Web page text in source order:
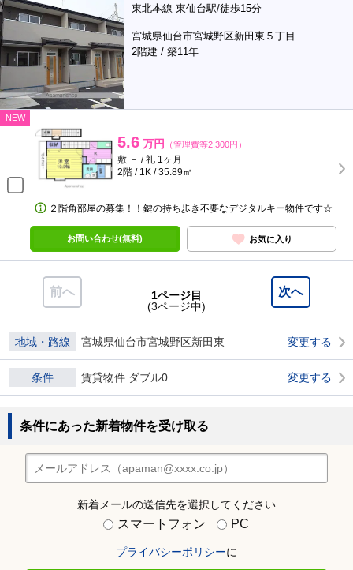
東北本線 東仙台駅/徒歩15分
宮城県仙台市宮城野区新田東５丁目
2階建 / 築11年
NEW
5.6 万円 （管理費等2,300円）
敷 － / 礼 1ヶ月
2階 / 1K / 35.89㎡
２階角部屋の募集！！鍵の持ち歩き不要なデジタルキー物件です☆
お問い合わせ(無料) お気に入り
前へ 次へ
1ページ目
(3ページ中)
地域・路線 宮城県仙台市宮城野区新田東 変更する
条件 賃貸物件 ダブル0 変更する
条件にあった新着物件を受け取る
新着メールの送信先を選択してください
スマートフォン PC
プライバシーポリシーに